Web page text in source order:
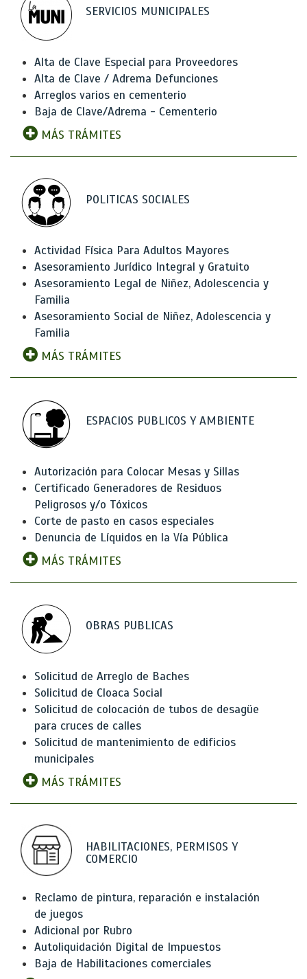
SERVICIOS MUNICIPALES
Alta de Clave Especial para Proveedores
Alta de Clave / Adrema Defunciones
Arreglos varios en cementerio
Baja de Clave/Adrema - Cementerio
MÁS TRÁMITES
POLITICAS SOCIALES
Actividad Física Para Adultos Mayores
Asesoramiento Jurídico Integral y Gratuito
Asesoramiento Legal de Niñez, Adolescencia y
Familia
Asesoramiento Social de Niñez, Adolescencia y
Familia
MÁS TRÁMITES
ESPACIOS PUBLICOS Y AMBIENTE
Autorización para Colocar Mesas y Sillas
Certificado Generadores de Residuos
Peligrosos y/o Tóxicos
Corte de pasto en casos especiales
Denuncia de Líquidos en la Vía Pública
MÁS TRÁMITES
OBRAS PUBLICAS
Solicitud de Arreglo de Baches
Solicitud de Cloaca Social
Solicitud de colocación de tubos de desagüe
para cruces de calles
Solicitud de mantenimiento de edificios
municipales
MÁS TRÁMITES
HABILITACIONES, PERMISOS Y
COMERCIO
Reclamo de pintura, reparación e instalación
de juegos
Adicional por Rubro
Autoliquidación Digital de Impuestos
Baja de Habilitaciones comerciales